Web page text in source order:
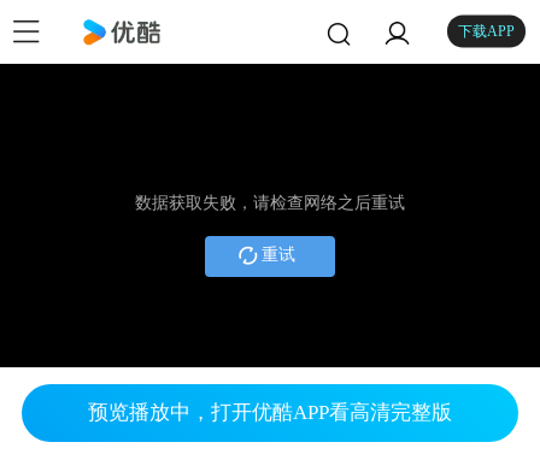
下载APP
数据获取失败，请检查网络之后重试
重试
预览播放中，打开优酷APP看高清完整版